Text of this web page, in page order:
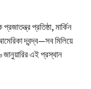
প্রতিষ্ঠা, মার্কিন
দ্বন্দ্ব—সব মিলিয়ে
এই প্রস্থান